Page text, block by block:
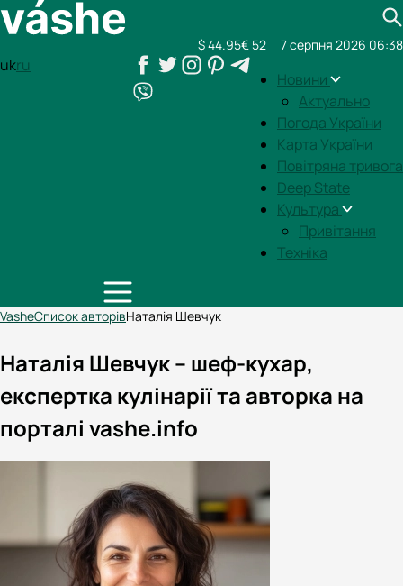
ukru
Новини
Актуально
Погода України
Карта України
Повітряна тривога
Deep State
Культура
Привітання
Техніка
$ 44.95€ 52 7 серпня 2026 06:38
VasheСписок авторівНаталія Шевчук
Наталія Шевчук – шеф-кухар,
експертка кулінарії та авторка на
порталі vashe.info